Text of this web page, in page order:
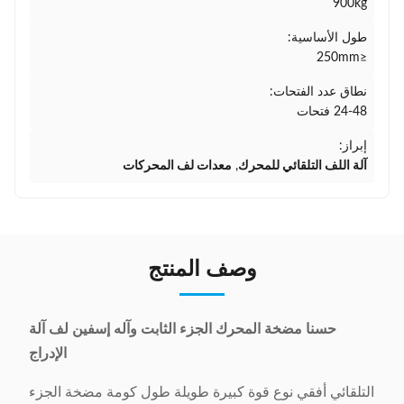
900kg
طول الأساسية:
≤250mm
نطاق عدد الفتحات:
24-48 فتحات
إبراز:
آلة اللف التلقائي للمحرك, معدات لف المحركات
وصف المنتج
حسنا مضخة المحرك الجزء الثابت وآله إسفين لف آلة
الإدراج
التلقائي أفقي نوع قوة كبيرة طويلة طول كومة مضخة الجزء